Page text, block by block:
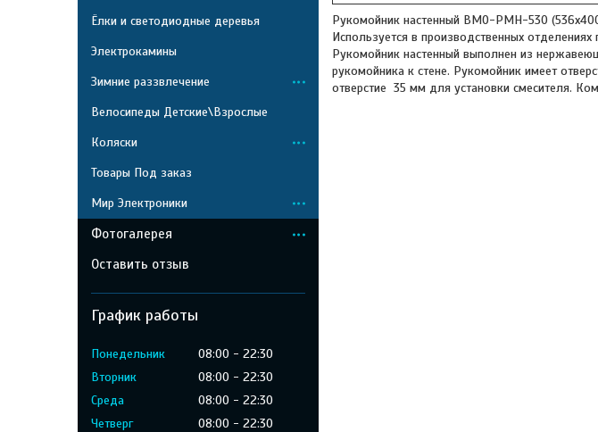
Рукомойник настенный ВМО-РМН-530
Используется в производственных
Рукомойник настенный выполнен из
рукомойника к стене. Рукомойник имеет
отверстие 35 мм для установки смесителя.
Ёлки и светодиодные деревья
Электрокамины
Зимние раззвлечение
Велосипеды Детские\Взрослые
Коляски
Товары Под заказ
Мир Электроники
Фотогалерея
Оставить отзыв
График работы
Понедельник 08:00
22:30
Вторник
08:00
22:30
Среда
08:00
22:30
Четверг
08:00
22:30